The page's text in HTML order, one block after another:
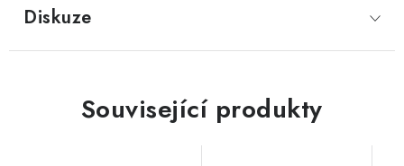
Diskuze
Související produkty